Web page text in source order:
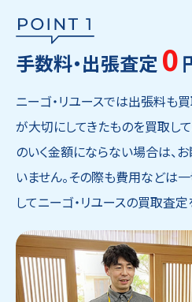
手数料・出張査定 0
ニーゴ・リユースでは出張料も
が大切にしてきたものを買取し
のいく金額にならない場合は、
いません。その際も費用などは
してニーゴ・リユースの買取査定